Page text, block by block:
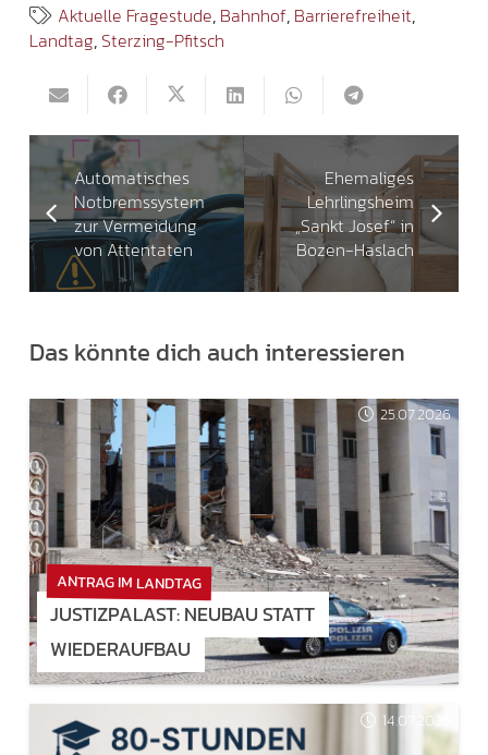
Aktuelle Fragestude, Bahnhof, Barrierefreiheit,
Landtag, Sterzing-Pfitsch
Automatisches
Notbremssystem
zur Vermeidung
von Attentaten
Ehemaliges
Lehrlingsheim
„Sankt Josef“ in
Bozen-Haslach
Das könnte dich auch interessieren
25.07.2026
ANTRAG IM LANDTAG
JUSTIZPALAST: NEUBAU STATT
WIEDERAUFBAU
14.07.2026